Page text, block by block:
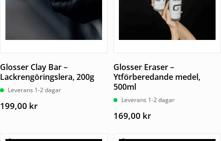
Glosser Clay Bar –
Lackrengöringslera, 200g
Leverans 1-2 dagar
199,00 kr
Glosser Eraser –
Ytförberedande medel,
500ml
Leverans 1-2 dagar
169,00 kr